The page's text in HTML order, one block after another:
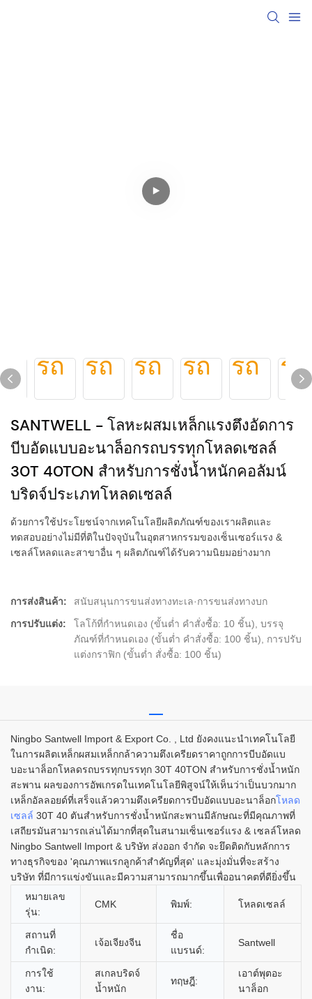
SANTWELL - โลหะผสมเหล็กแรงตึงอัดการ
บีบอัดแบบอะนาล็อกรถบรรทุกโหลดเซลล์
30T 40TON สำหรับการชั่งน้ำหนักคอลัมน์
บริดจ์ประเภทโหลดเซลล์
ด้วยการใช้ประโยชน์จากเทคโนโลยีผลิตภัณฑ์ของเราผลิตและ
ทดสอบอย่างไม่มีที่ติในปัจจุบันในอุตสาหกรรมของเซ็นเซอร์แรง &
เซลล์โหลดและสาขาอื่น ๆ ผลิตภัณฑ์ได้รับความนิยมอย่างมาก
การส่งสินค้า:
สนับสนุนการขนส่งทางทะเล·การขนส่งทางบก
การปรับแต่ง:
โลโก้ที่กำหนดเอง (ขั้นต่ำ คำสั่งซื้อ: 10 ชิ้น), บรรจุ
ภัณฑ์ที่กำหนดเอง (ขั้นต่ำ คำสั่งซื้อ: 100 ชิ้น), การปรับ
แต่งกราฟิก (ขั้นต่ำ สั่งซื้อ: 100 ชิ้น)
Ningbo Santwell Import & Export Co. , Ltd ยังคงแนะนำเทคโนโลยี
ในการผลิตเหล็กผสมเหล็กกล้าความตึงเครียดราคาถูกการบีบอัดแบ
บอะนาล็อกโหลดรถบรรทุกบรรทุก 30T 40TON สำหรับการชั่งน้ำหนัก
สะพาน ผลของการอัพเกรดในเทคโนโลยีพิสูจน์ให้เห็นว่าเป็นบวกมาก
เหล็กอัลลอยด์ที่เสร็จแล้วความตึงเครียดการบีบอัดแบบอะนาล็อกโหลด
เซลล์ 30T 40 ตันสำหรับการชั่งน้ำหนักสะพานมีลักษณะที่มีคุณภาพที่
เสถียรมันสามารถเล่นได้มากที่สุดในสนามเซ็นเซอร์แรง & เซลล์โหลด
Ningbo Santwell Import & บริษัท ส่งออก จำกัด จะยึดติดกับหลักการ
ทางธุรกิจของ 'คุณภาพแรกลูกค้าสำคัญที่สุด' และมุ่งมั่นที่จะสร้าง
บริษัท ที่มีการแข่งขันและมีความสามารถมากขึ้นเพื่ออนาคตที่ดียิ่งขึ้น
หมายเลข
รุ่น:
CMK พิมพ์: โหลดเซลล์
สถานที่
กำเนิด:
เจ้อเจียงจีน
ชื่อ
แบรนด์:
Santwell
การใช้
งาน:
สเกลบริดจ์
น้ำหนัก
ทฤษฎี:
เอาต์พุตอะ
นาล็อก